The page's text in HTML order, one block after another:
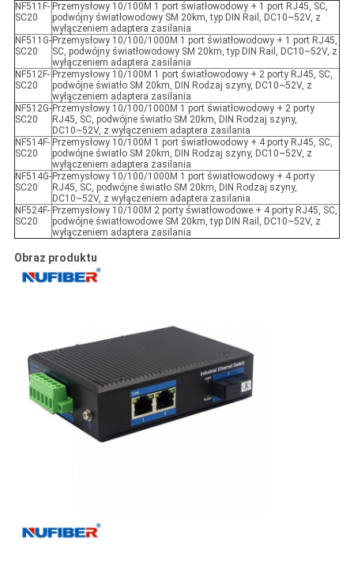
NF511F-
SC20
Przemysłowy 10/100M 1 port światłowodowy + 1 port RJ45, SC,
podwójny światłowodowy SM 20km, typ DIN Rail, DC10~52V, z
wyłączeniem adaptera zasilania
NF511G-
SC20
Przemysłowy 10/100/1000M 1 port światłowodowy + 1 port RJ45,
SC, podwójny światłowodowy SM 20km, typ DIN Rail, DC10~52V, z
wyłączeniem adaptera zasilania
NF512F-
SC20
Przemysłowy 10/100M 1 port światłowodowy + 2 porty RJ45, SC,
podwójne światło SM 20km, DIN Rodzaj szyny, DC10~52V, z
wyłączeniem adaptera zasilania
NF512G-
SC20
Przemysłowy 10/100/1000M 1 port światłowodowy + 2 porty
RJ45, SC, podwójne światło SM 20km, DIN Rodzaj szyny,
DC10~52V, z wyłączeniem adaptera zasilania
NF514F-
SC20
Przemysłowy 10/100M 1 port światłowodowy + 4 porty RJ45, SC,
podwójne światło SM 20km, DIN Rodzaj szyny, DC10~52V, z
wyłączeniem adaptera zasilania
NF514G-
SC20
Przemysłowy 10/100/1000M 1 port światłowodowy + 4 porty
RJ45, SC, podwójne światło SM 20km, DIN Rodzaj szyny,
DC10~52V, z wyłączeniem adaptera zasilania
NF524F-
SC20
Przemysłowy 10/100M 2 porty światłowodowe + 4 porty RJ45, SC,
podwójne światłowodowe SM 20km, typ DIN Rail, DC10~52V, z
wyłączeniem adaptera zasilania
Obraz produktu